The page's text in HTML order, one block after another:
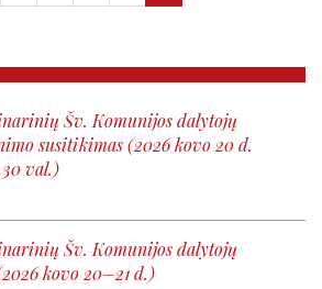
Šv. Komunijos dalytojų
susitikimas (2026 kovo 20 d.
val.)
Šv. Komunijos dalytojų
kovo 20–21 d.)